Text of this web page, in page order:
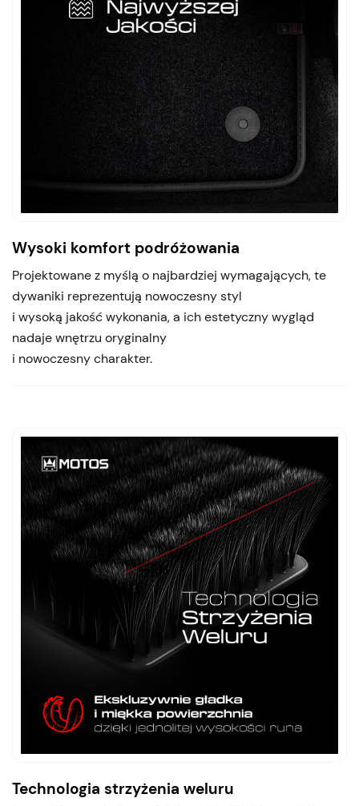
Wysoki komfort podróżowania
Projektowane z myślą o najbardziej wymagających, te
dywaniki reprezentują nowoczesny styl
i wysoką jakość wykonania, a ich estetyczny wygląd
nadaje wnętrzu oryginalny
i nowoczesny charakter.
Technologia strzyżenia weluru